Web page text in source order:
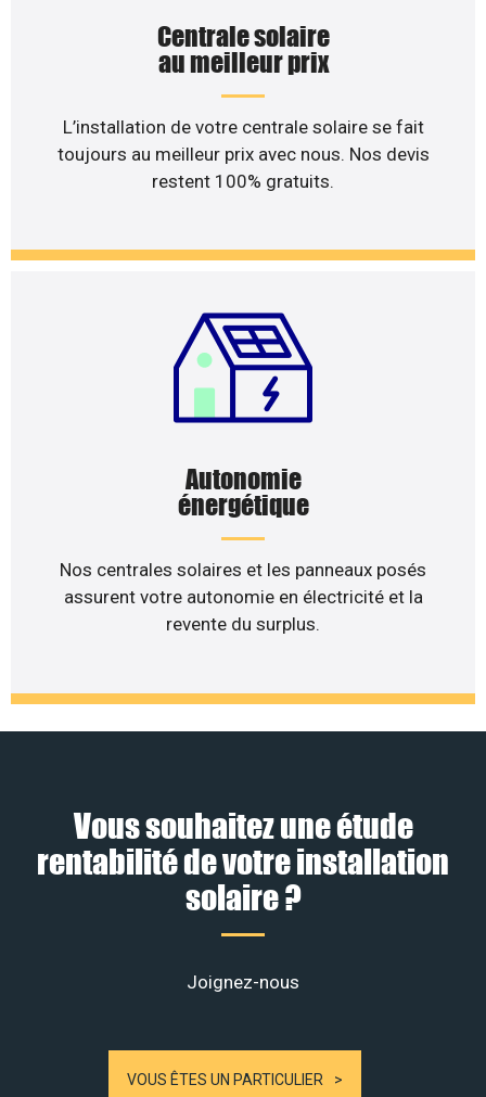
Centrale solaire
au meilleur prix
L’installation de votre centrale solaire se fait
toujours au meilleur prix avec nous. Nos devis
restent 100% gratuits.
Autonomie
énergétique
Nos centrales solaires et les panneaux posés
assurent votre autonomie en électricité et la
revente du surplus.
Vous souhaitez une étude
rentabilité de votre installation
solaire ?
Joignez-nous
VOUS ÊTES UN PARTICULIER